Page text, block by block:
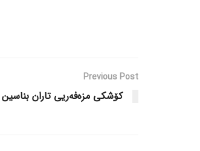
Previous Post
کۆشکی مزەفەریی تاران بناسین